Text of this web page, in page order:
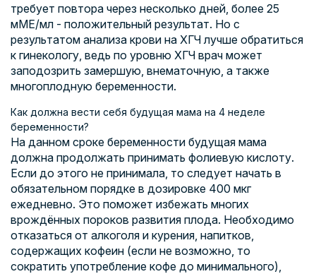
требует повтора через несколько дней, более 25
мМЕ/мл - положительный результат. Но с
результатом анализа крови на ХГЧ лучше обратиться
к гинекологу, ведь по уровню ХГЧ врач может
заподозрить замершую, внематочную, а также
многоплодную беременности.
Как должна вести себя будущая мама на 4 неделе
беременности?
На данном сроке беременности будущая мама
должна продолжать принимать фолиевую кислоту.
Если до этого не принимала, то следует начать в
обязательном порядке в дозировке 400 мкг
ежедневно. Это поможет избежать многих
врождённых пороков развития плода. Необходимо
отказаться от алкоголя и курения, напитков,
содержащих кофеин (если не возможно, то
сократить употребление кофе до минимального),